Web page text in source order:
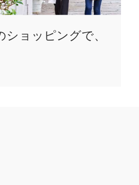
ョッピングで、